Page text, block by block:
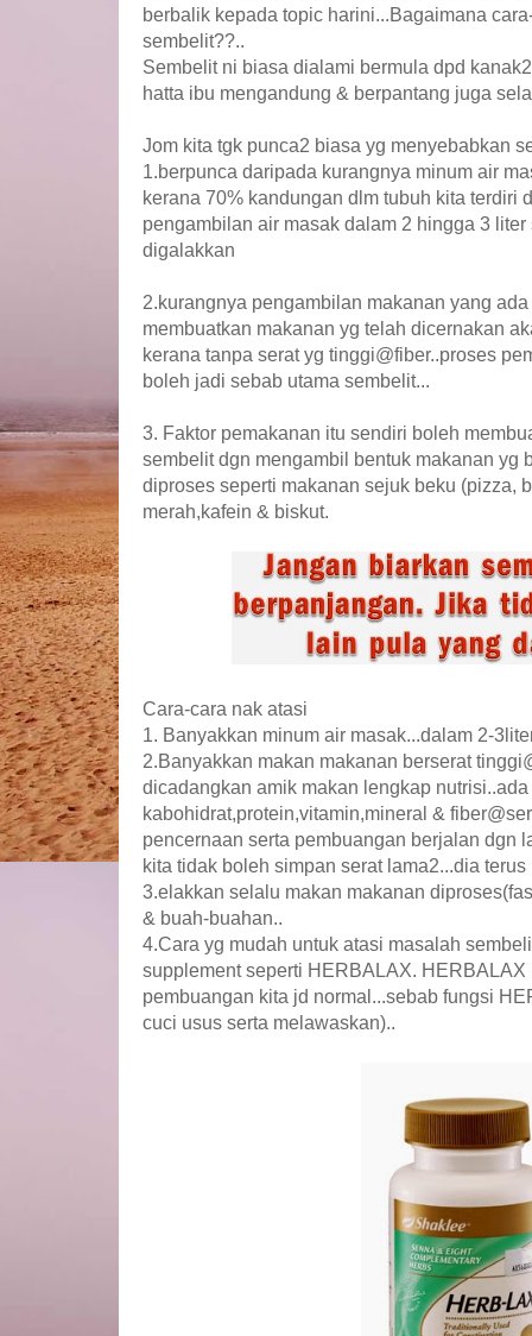
berbalik kepada topic harini...Bagaimana
sembelit??..
Sembelit ni biasa dialami bermula dpd
hatta ibu mengandung & berpantang juga
Jom kita tgk punca2 biasa yg menyebabkan
1.berpunca daripada kurangnya minum air
kerana 70% kandungan dlm tubuh kita terdiri
pengambilan air masak dalam 2 hingga 3
digalakkan
2.kurangnya pengambilan makanan yang
membuatkan makanan yg telah dicernakan
kerana tanpa serat yg tinggi@fiber..proses
boleh jadi sebab utama sembelit...
3. Faktor pemakanan itu sendiri boleh
sembelit dgn mengambil bentuk makanan yg
diproses seperti makanan sejuk beku (pizza,
merah,kafein & biskut.
Cara-cara nak atasi
1. Banyakkan minum air masak...dalam 2-
2.Banyakkan makan makanan berserat
dicadangkan amik makan lengkap nutrisi..ada
kabohidrat,protein,vitamin,mineral &
pencernaan serta pembuangan berjalan dgn
kita tidak boleh simpan serat lama2...dia
3.elakkan selalu makan makanan
& buah-buahan..
4.Cara yg mudah untuk atasi masalah
supplement seperti HERBALAX.
pembuangan kita jd normal...sebab fungsi
cuci usus serta melawaskan)..